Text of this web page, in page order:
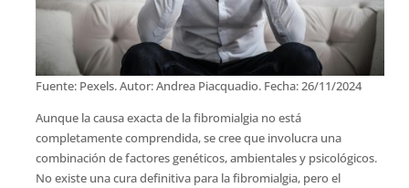
Fuente: Pexels. Autor: Andrea Piacquadio. Fecha: 26/11/2024
Aunque la causa exacta de la fibromialgia no está
completamente comprendida, se cree que involucra una
combinación de factores genéticos, ambientales y psicológicos.
No existe una cura definitiva para la fibromialgia, pero el